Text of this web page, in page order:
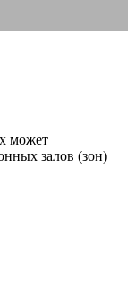
может
залов (зон)